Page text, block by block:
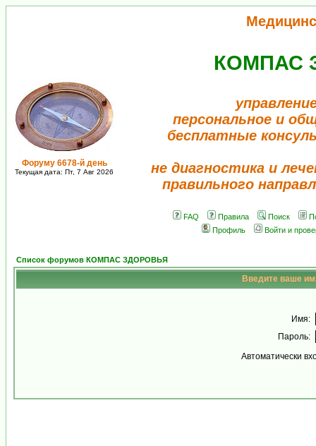
Форуму 6678-й день
Текущая дата: Пт, 7 Авг 2026
КОМПАС
персональное и
бесплатные
не диагностика и
правильного
FAQ Правила Поиск
Профиль
Войти и
Список форумов КОМПАС ЗДОРОВЬЯ
Введите ваше
Имя:
Пароль:
Автоматически